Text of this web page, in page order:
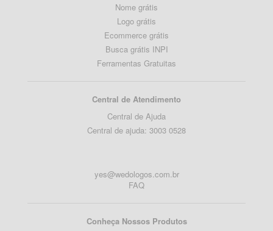
Nome grátis
Logo grátis
Ecommerce grátis
Busca grátis INPI
Ferramentas Gratuitas
Central de Atendimento
Central de Ajuda
Central de ajuda: 3003 0528
yes@wedologos.com.br
FAQ
Conheça Nossos Produtos